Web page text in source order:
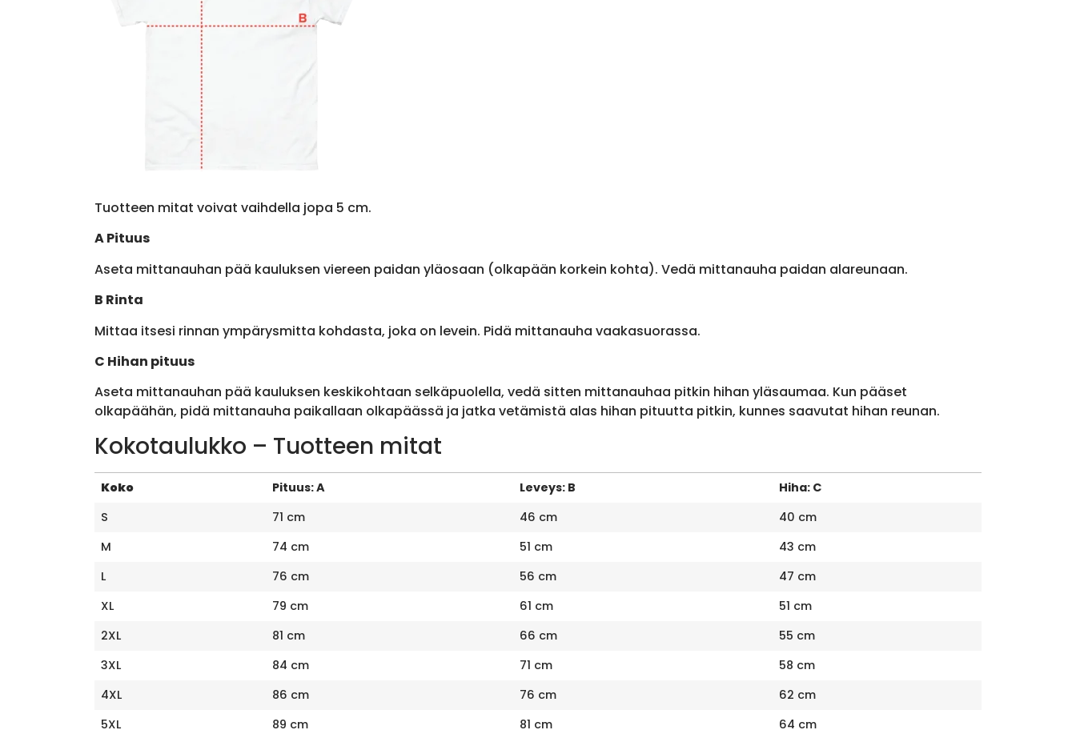
Tuotteen mitat voivat vaihdella jopa 5 cm.
A Pituus
Aseta mittanauhan pää kauluksen viereen paidan yläosaan (olkapään korkein kohta). Vedä mittanauha paidan alareunaan.
B Rinta
Mittaa itsesi rinnan ympärysmitta kohdasta, joka on levein. Pidä mittanauha vaakasuorassa.
C Hihan pituus
Aseta mittanauhan pää kauluksen keskikohtaan selkäpuolella, vedä sitten mittanauhaa pitkin hihan yläsaumaa. Kun pääset
olkapäähän, pidä mittanauha paikallaan olkapäässä ja jatka vetämistä alas hihan pituutta pitkin, kunnes saavutat hihan reunan.
Kokotaulukko – Tuotteen mitat
Koko Pituus: A Leveys: B
Hiha: C
S
71 cm 46 cm
40 cm
M
74 cm 51 cm
43 cm
L
76 cm 56 cm
47 cm
XL
79 cm 61 cm
51 cm
2XL
81 cm 66 cm
55 cm
3XL
84 cm 71 cm
58 cm
4XL
86 cm 76 cm
62 cm
5XL
89 cm 81 cm 64 cm